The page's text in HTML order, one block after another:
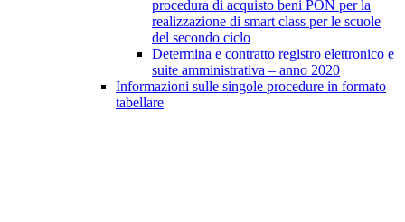
procedura di acquisto beni PON per la
realizzazione di smart class per le scuole
del secondo ciclo
Determina e contratto registro elettronico e
suite amministrativa – anno 2020
Informazioni sulle singole procedure in formato
tabellare